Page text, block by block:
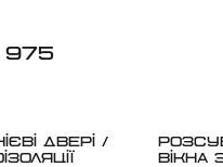
975
ДВЕРІ /
ВІКНА